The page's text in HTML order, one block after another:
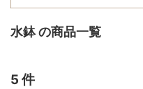
水鉢 の商品一覧
5 件